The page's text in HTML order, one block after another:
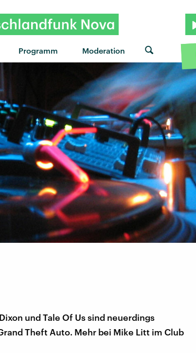
Programm Moderation
"Fascination" von Alphabeat ·
und Tale Of Us sind neuerdings
Theft Auto. Mehr bei Mike Litt im Club